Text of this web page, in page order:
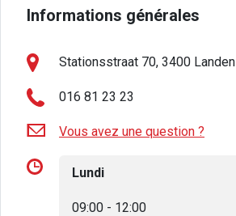
Informations générales
Stationsstraat 70, 3400 Landen
016 81 23 23
Vous avez une question ?
Lundi
09:00 - 12:00